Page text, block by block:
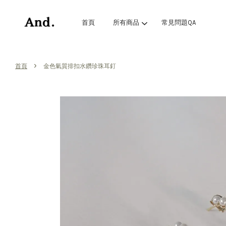
首頁 所有商品 常見問題QA
首頁 › 金色氣質排扣水鑽珍珠耳釘